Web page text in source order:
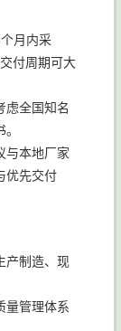
月内采
付周期可大
虑全国知名
与本地厂家
优先交付
产制造、现
量管理体系